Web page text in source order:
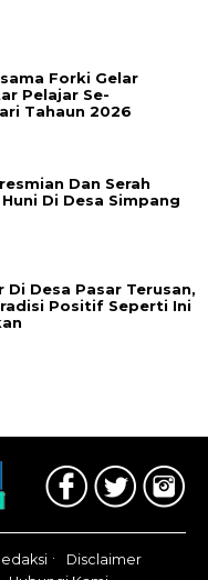
Forki Gelar
Pelajar Se-
Tahaun 2026
Dan Serah
Di Desa Simpang
Desa Pasar Terusan,
Positif Seperti Ini
Disclaimer